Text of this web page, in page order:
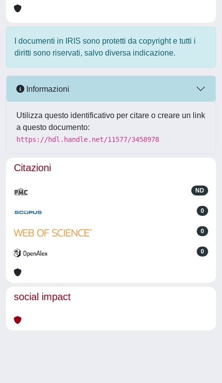
I documenti in IRIS sono protetti da copyright e tutti i
diritti sono riservati, salvo diversa indicazione.
Informazioni
Utilizza questo identificativo per citare o creare un link
a questo documento:
https://hdl.handle.net/11577/3458978
Citazioni
ND
0
0
0
social impact